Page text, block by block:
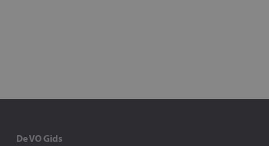
De VO Gids